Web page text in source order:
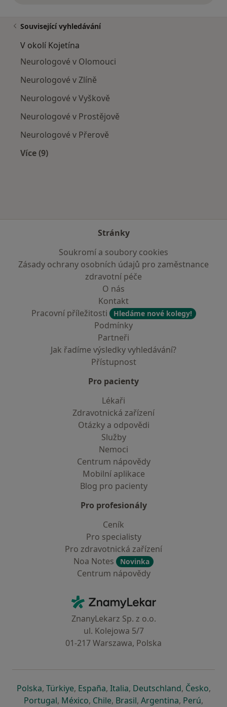
Související vyhledávání
V okolí Kojetína
Neurologové v Olomouci
Neurologové v Zlíně
Neurologové v Vyškově
Neurologové v Prostějově
Neurologové v Přerově
Více (9)
Stránky
Soukromí a soubory cookies
Zásady ochrany osobních údajů pro zaměstnance
zdravotní péče
O nás
Kontakt
Pracovní příležitosti
Hledáme nové kolegy!
Podmínky
Partneři
Jak řadíme výsledky vyhledávání?
Přístupnost
Pro pacienty
Lékaři
Zdravotnická zařízení
Otázky a odpovědi
Služby
Nemoci
Centrum nápovědy
Mobilní aplikace
Blog pro pacienty
Pro profesionály
Ceník
Pro specialisty
Pro zdravotnická zařízení
Noa Notes
Novinka
Centrum nápovědy
ZnamyLekar - Hlavní stránka
ZnanyLekarz Sp. z o.o.
ul. Kolejowa 5/7
01-217 Warszawa, Polska
Polskase otevře v nové záložce
, Türkiyese otevře v nové záložce
, Españase otevře v nové záložce
, Italiase otevře v nové záložce
, Deutschlandse otevře v
, Českose
,
Portugalse otevře v nové záložce
, Méxicose otevře v nové záložce
, Chilese otevře v nové záložce
, Brasilse otevře v nové
, Argentinase otevře v
, Perúse
,